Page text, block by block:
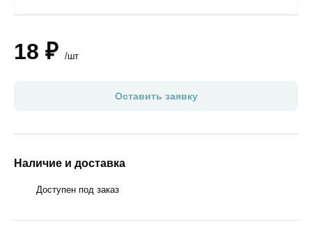
18 ₽ /шт
Оставить заявку
Наличие и доставка
Доступен под заказ